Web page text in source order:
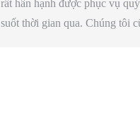
rất hân hạnh được phục vụ
suốt thời gian qua. Chúng tôi